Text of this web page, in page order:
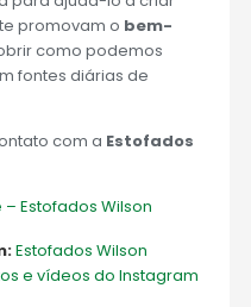
promovam o bem-
como podemos
fontes diárias de
com a Estofados
– Estofados Wilson
Estofados Wilson
e vídeos do Instagram